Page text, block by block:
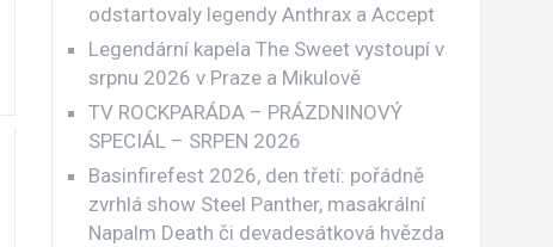
odstartovaly legendy Anthrax a Accept
Legendární kapela The Sweet vystoupí v
srpnu 2026 v Praze a Mikulově
TV ROCKPARÁDA – PRÁZDNINOVÝ
SPECIÁL – SRPEN 2026
Basinfirefest 2026, den třetí: pořádně
zvrhlá show Steel Panther, masakrální
Napalm Death či devadesátková hvězda